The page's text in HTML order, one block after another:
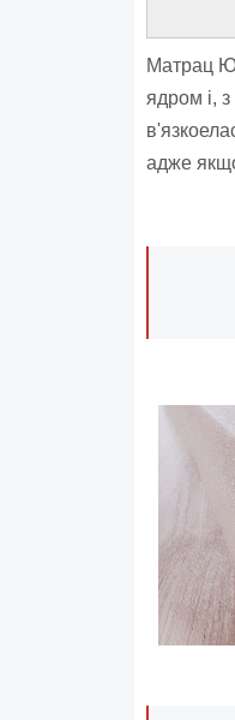
Матрац
ядром і,
адже